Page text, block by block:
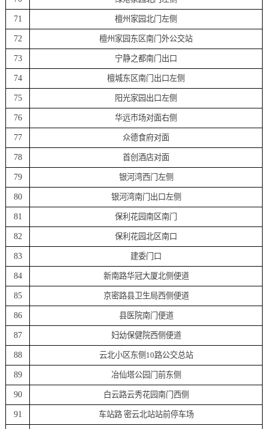
71 檀州家园北门左侧
72 檀州家园东区南门外公交站
73 宁静之都南门出口
74 檀城东区南门出口左侧
75 阳光家园出口左侧
76 华远市场对面右侧
77 众德食府对面
78 首创酒店对面
79 银河湾西门左侧
80 银河湾南门出口左侧
81 保利花园南区南门
82 保利花园北区南口
83 建委门口
84 新南路华冠大厦北侧便道
85 京密路县卫生局西侧便道
86 县医院南门便道
87 妇幼保健院西侧便道
88 云北小区东侧10路公交总站
89 冶仙塔公园门前东侧
90 白云路云秀花园南门西侧
91 车站路 密云北站站前停车场